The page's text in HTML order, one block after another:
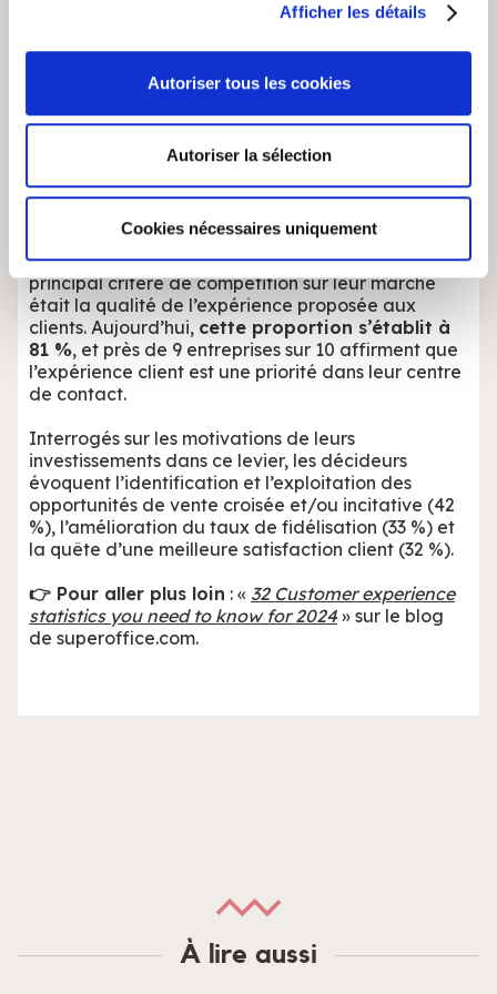
personnelles et définir vos préférences, reportez-vous à
déclaration sur les cookies.
Les cookies nous permettent de personnaliser le contenu
médias sociaux et d'analyser notre trafic. Nous
partageons également des informations sur l'utilisation de
notre site avec nos partenaires de médias sociaux, de
publicité et d'analyse, qui peuvent combiner celles-ci
avec d'autres informations que vous leur avez fournies
ou qu'ils ont collectées lors de votre utilisation de leurs
services.
Afficher les détails
Autoriser tous les cookies
Autoriser la sélection
Cookies nécessaires uniquement
principal critère de
compétition pour 81 % des
entreprises.
Bouclons cette revue de presse avec un papier
perception de l’expérience clientlors de la
dernière décennie.
En 2010, 36 % des entreprises estimaient que le
principal critère de compétition sur leur marché
était la qualité de l’expérience proposée aux
clients. Aujourd’hui, cette proportion s’établit à
81 %, et près de 9 entreprises sur 10 affirment que
l’expérience client est une priorité dans leur centre
de contact.
Interrogés sur les motivations de leurs
investissements dans ce levier, les décideurs
évoquent l’identification et l’exploitation des
opportunités de vente croisée et/ou incitative (42
%), l’amélioration du taux de fidélisation (33 %) et
la quête d’une meilleure satisfaction client (32 %).
👉 Pour aller plus loin : « 32 Customer experience
statistics you need to know for 2024» sur le blog
de superoffice.com.
À lire aussi